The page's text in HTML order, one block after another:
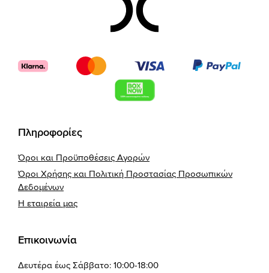
Πληροφορίες
Όροι και Προϋποθέσεις Αγορών
Όροι Χρήσης και Πολιτική Προστασίας Προσωπικών
Δεδομένων
Η εταιρεία μας
Επικοινωνία
Δευτέρα έως Σάββατο: 10:00-18:00